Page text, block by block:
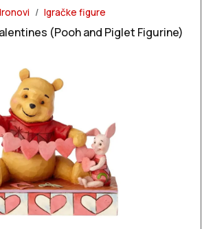
Igračke figure
(Pooh and Piglet Figurine)